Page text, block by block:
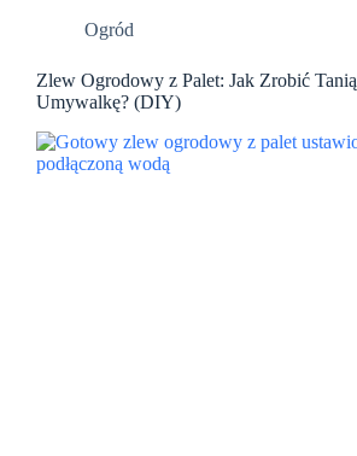
Ogród
Zlew Ogrodowy z Palet: Jak Zrobić Tanią
Umywalkę? (DIY)